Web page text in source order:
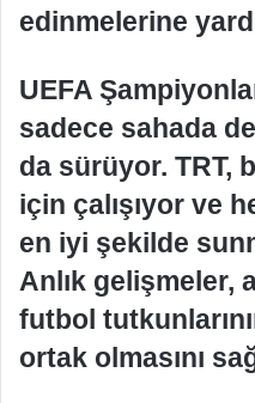
edinmelerine
UEFA
sadece sahada
da sürüyor. TRT,
için çalışıyor ve
en iyi şekilde
Anlık gelişmeler,
futbol
ortak olmasını